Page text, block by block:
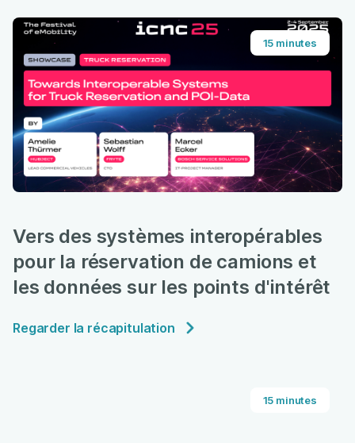
15 minutes
Vers des systèmes interopérables
pour la réservation de camions et
les données sur les points d'intérêt
Regarder la récapitulation
15 minutes